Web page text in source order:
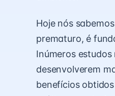
Hoje nós
prematuro, é
Inúmeros
desenvolverem
benefícios